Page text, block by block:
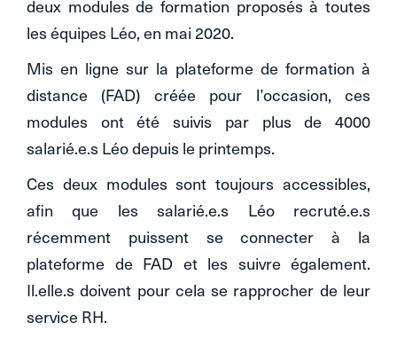
deux modules de formation proposés à toutes
les équipes Léo, en mai 2020.
Mis en ligne sur la plateforme de formation à
distance (FAD) créée pour l’occasion, ces
modules ont été suivis par plus de 4000
salarié.e.s Léo depuis le printemps.
Ces deux modules sont toujours accessibles,
afin que les salarié.e.s Léo recruté.e.s
récemment puissent se connecter à la
plateforme de FAD et les suivre également.
Il.elle.s doivent pour cela se rapprocher de leur
service RH.